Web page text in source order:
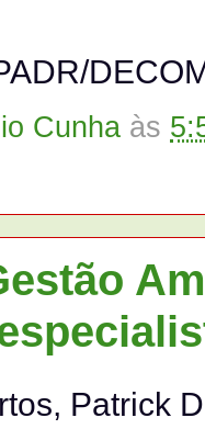
Cunha às
Patrick